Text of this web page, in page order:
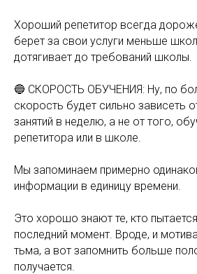
Хороший репетитор всегда
берет за свои услуги меньше
дотягивает до требований школы.
🔵 СКОРОСТЬ ОБУЧЕНИЯ: Ну, по
скорость будет сильно зависеть
занятий в неделю, а не от того,
репетитора или в школе.
Мы запоминаем примерно
информации в единицу времени.
Это хорошо знают те, кто
последний момент. Вроде, и
тьма, а вот запомнить больше
получается.